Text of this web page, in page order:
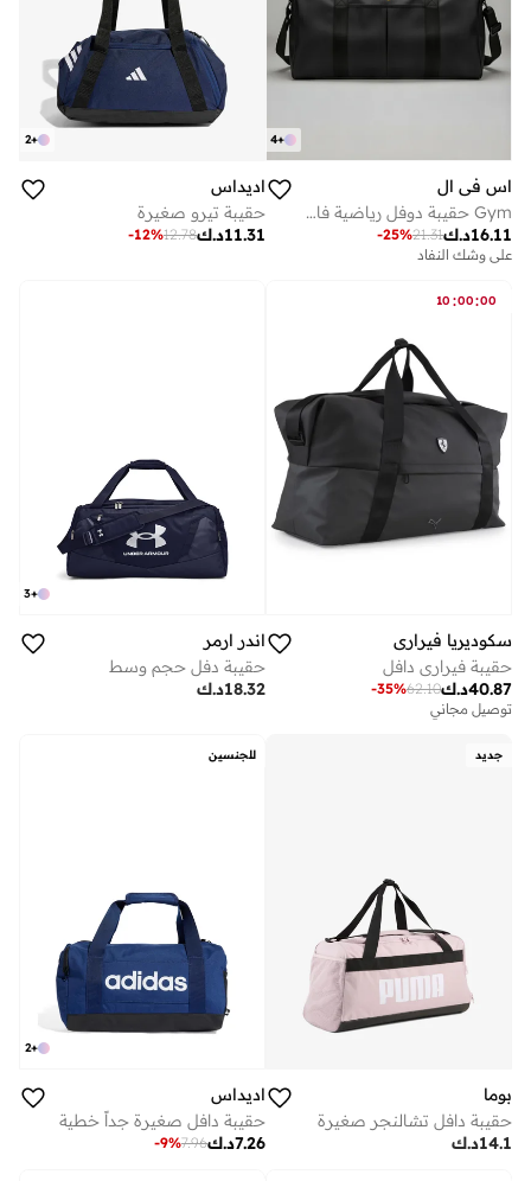
+
4
اس في ال
Gym حقيبة دوفل رياضية فاخرة مع قسم للأحذية - أسود
د.ك16.11
21.31
-25%
على وشك النفاد
+
2
اديداس
حقيبة تيرو صغيرة
د.ك11.31
12.78
-12%
10 :00:00
سكوديريا فيراري
حقيبة فيراري دافل
د.ك40.87
62.10
-35%
توصيل مجاني
+
3
اندر ارمر
حقيبة دفل حجم وسط
د.ك18.32
جديد
بوما
حقيبة دافل تشالنجر صغيرة
د.ك14.1
للجنسين
+
2
اديداس
حقيبة دافل صغيرة جداً خطية
د.ك7.26
7.96
-9%